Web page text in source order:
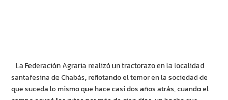
La Federación Agraria realizó un tractorazo en la localidad
santafesina de Chabás, reflotando el temor en la sociedad de
que suceda lo mismo que hace casi dos años atrás, cuando el